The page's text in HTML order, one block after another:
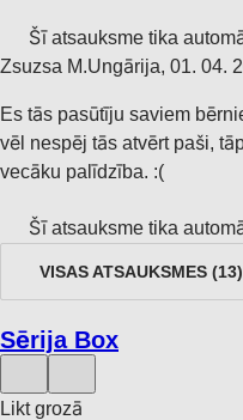
Šī atsauksme tika
Zsuzsa M.Ungārija, 01. 04.
Es tās pasūtīju saviem
vēl nespēj tās atvērt paši,
vecāku palīdzība. :(
Šī atsauksme tika
VISAS ATSAUKSMES (13)
Sērija Box
Likt grozā